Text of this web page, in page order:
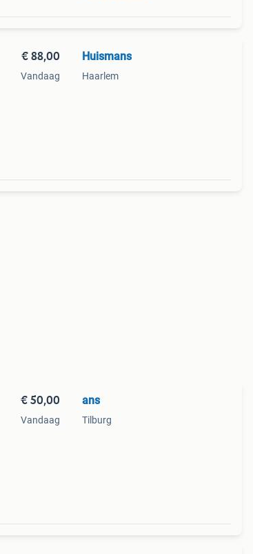
€ 88,00
Vandaag
Huismans
Haarlem
€ 50,00
Vandaag
ans
Tilburg